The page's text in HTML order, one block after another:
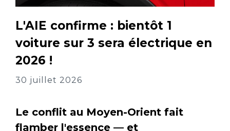
L'AIE confirme : bientôt 1
voiture sur 3 sera électrique en
2026 !
30 juillet 2026
Le conflit au Moyen-Orient fait
flamber l'essence — et